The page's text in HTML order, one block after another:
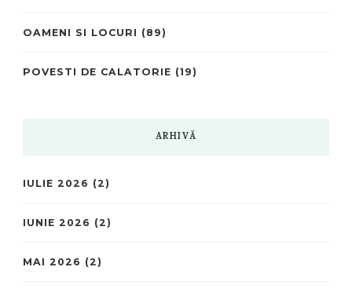
OAMENI SI LOCURI (89)
POVESTI DE CALATORIE (19)
ARHIVĂ
IULIE 2026 (2)
IUNIE 2026 (2)
MAI 2026 (2)